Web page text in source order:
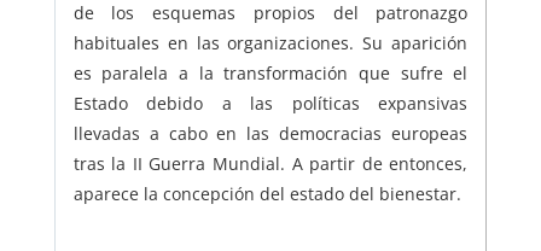
de los esquemas propios del patronazgo
habituales en las organizaciones. Su aparición
es paralela a la transformación que sufre el
Estado debido a las políticas expansivas
llevadas a cabo en las democracias europeas
tras la II Guerra Mundial. A partir de entonces,
aparece la concepción del estado del bienestar.